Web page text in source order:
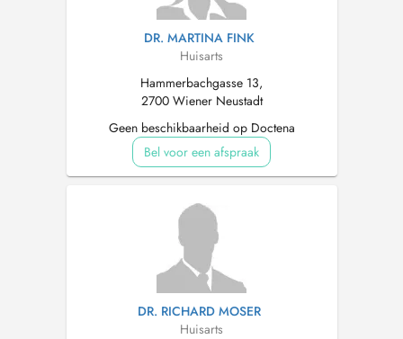
DR. MARTINA FINK
Huisarts
Hammerbachgasse 13,
2700 Wiener Neustadt
Geen beschikbaarheid op Doctena
Bel voor een afspraak
DR. RICHARD MOSER
Huisarts